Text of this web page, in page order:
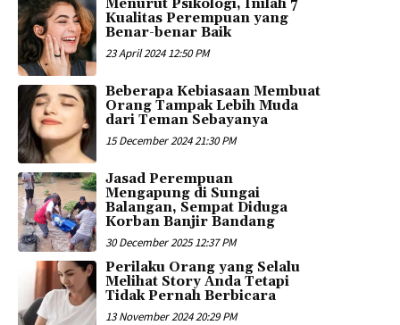
Menurut Psikologi, Inilah 7
Kualitas Perempuan yang
Benar-benar Baik
23 April 2024 12:50 PM
Beberapa Kebiasaan Membuat
Orang Tampak Lebih Muda
dari Teman Sebayanya
15 December 2024 21:30 PM
Jasad Perempuan
Mengapung di Sungai
Balangan, Sempat Diduga
Korban Banjir Bandang
30 December 2025 12:37 PM
Perilaku Orang yang Selalu
Melihat Story Anda Tetapi
Tidak Pernah Berbicara
13 November 2024 20:29 PM